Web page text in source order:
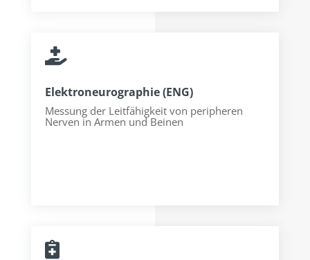

Elektroneurographie (ENG)
Messung der Leitfähigkeit von peripheren
Nerven in Armen und Beinen
